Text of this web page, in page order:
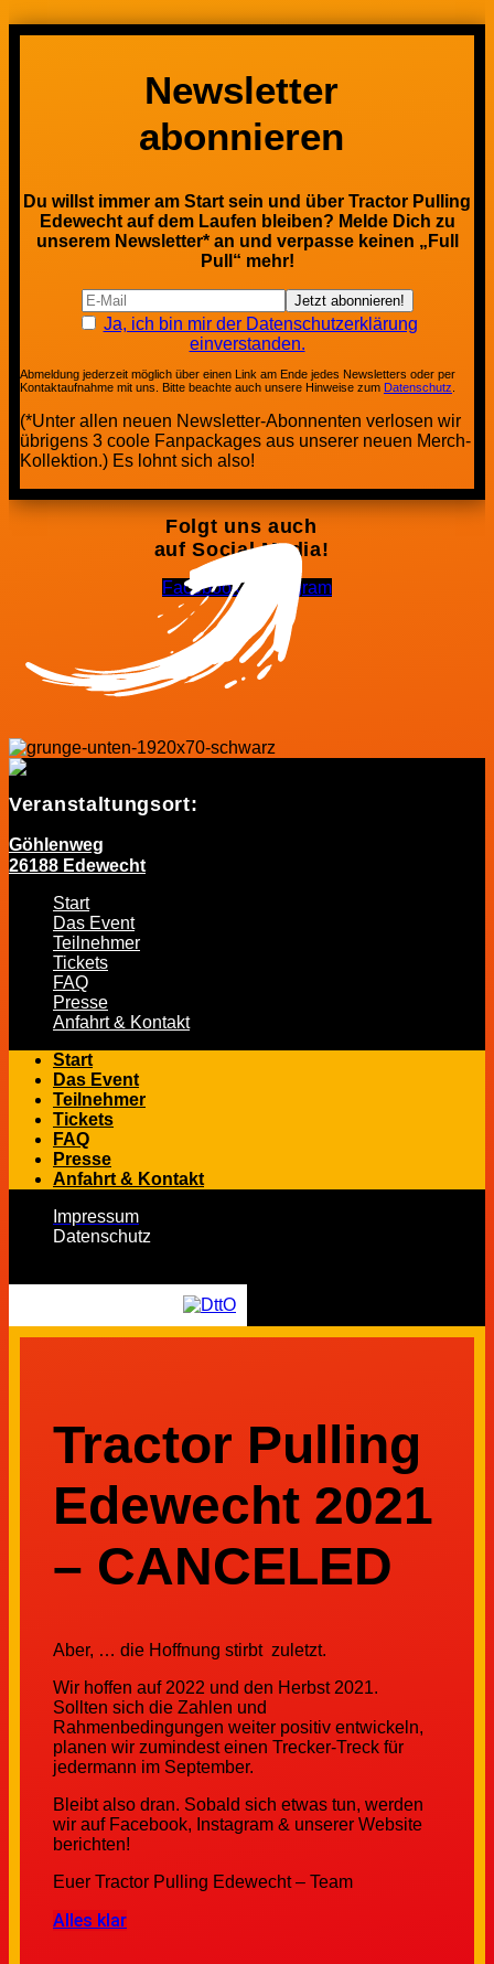
Newsletter
abonnieren
Du willst immer am Start sein und über Tractor Pulling
Edewecht auf dem Laufen bleiben? Melde Dich zu
unserem Newsletter* an und verpasse keinen „Full
Pull“ mehr!
Ja, ich bin mir der Datenschutzerklärung
einverstanden.
Abmeldung jederzeit möglich über einen Link am Ende jedes Newsletters oder per
Kontaktaufnahme mit uns. Bitte beachte auch unsere Hinweise zum Datenschutz
(*Unter allen neuen Newsletter-Abonnenten verlosen wir
übrigens 3 coole Fanpackages aus unserer neuen Merch-
Kollektion.) Es lohnt sich also!
Folgt uns auch
auf Social Media!
Facebook-f Instagram
Veranstaltungsort:
Göhlenweg
26188 Edewecht
Start
Das Event
Teilnehmer
Tickets
FAQ
Presse
Anfahrt & Kontakt
Start
Das Event
Teilnehmer
Tickets
FAQ
Presse
Anfahrt & Kontakt
Impressum
Datenschutz
Tractor Pulling
Edewecht 2021
– CANCELED
Aber, … die Hoffnung stirbt zuletzt.
Wir hoffen auf 2022 und den Herbst 2021.
Sollten sich die Zahlen und
Rahmenbedingungen weiter positiv entwickeln,
planen wir zumindest einen Trecker-Treck für
jedermann im September.
Bleibt also dran. Sobald sich etwas tun, werden
wir auf Facebook, Instagram & unserer Website
berichten!
Euer Tractor Pulling Edewecht – Team
Alles klar